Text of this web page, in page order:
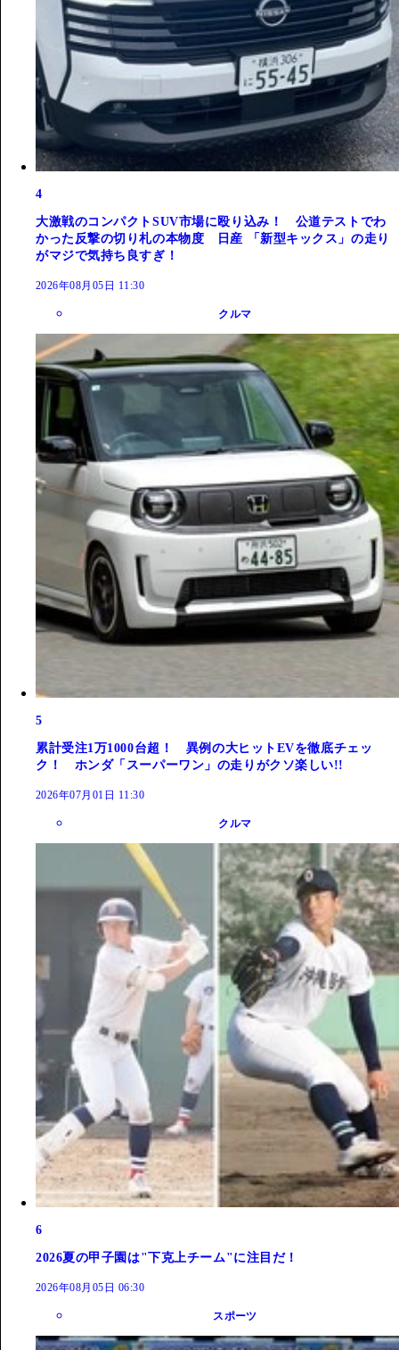
4
大激戦のコンパクトSUV市場に殴り込み！ 公道テストでわ
かった反撃の切り札の本物度 日産 「新型キックス」の走り
がマジで気持ち良すぎ！
2026年08月05日 11:30
クルマ
5
累計受注1万1000台超！ 異例の大ヒットEVを徹底チェッ
ク！ ホンダ「スーパーワン」の走りがクソ楽しい!!
2026年07月01日 11:30
クルマ
6
2026夏の甲子園は"下克上チーム"に注目だ！
2026年08月05日 06:30
スポーツ